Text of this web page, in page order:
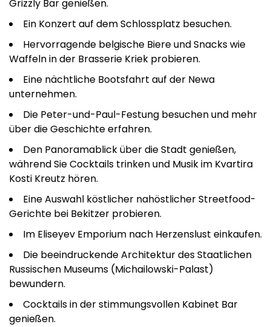
Grizzly Bar genießen.
Ein Konzert auf dem Schlossplatz besuchen.
Hervorragende belgische Biere und Snacks wie
Waffeln in der Brasserie Kriek probieren.
Eine nächtliche Bootsfahrt auf der Newa
unternehmen.
Die Peter-und-Paul-Festung besuchen und mehr
über die Geschichte erfahren.
Den Panoramablick über die Stadt genießen,
während Sie Cocktails trinken und Musik im Kvartira
Kosti Kreutz hören.
Eine Auswahl köstlicher nahöstlicher Streetfood-
Gerichte bei Bekitzer probieren.
Im Eliseyev Emporium nach Herzenslust einkaufen.
Die beeindruckende Architektur des Staatlichen
Russischen Museums (Michailowski-Palast)
bewundern.
Cocktails in der stimmungsvollen Kabinet Bar
genießen.